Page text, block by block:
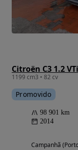
Citroën C3 1.2
1199 cm3 • 82 cv
Promovido
98 901 km
2014
Campanhã